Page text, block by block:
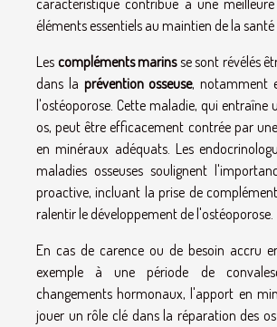
caractéristique contribue à une
éléments essentiels au maintien de la santé
Les compléments marinsse sont révélés
dans la prévention osseuse, notamment
l'ostéoporose. Cette maladie, qui entraîne
os, peut être efficacement contrée par
en minéraux adéquats. Les
maladies osseuses soulignent
proactive, incluant la prise de
ralentir le développement de l'ostéoporose.
En cas de carence ou de besoin accru
exemple à une période de
changements hormonaux, l'apport en
jouer un rôle clé dans la réparation des